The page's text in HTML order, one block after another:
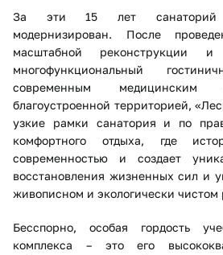
За эти 15 лет санаторий
модернизирован. После
масштабной реконструкции и
многофункциональный
современным медицинским
благоустроенной территорией,
узкие рамки санатория и по
комфортного отдыха, где
современностью и создает
восстановления жизненных сил и
живописном и экологически чистом
Бесспорно, особая гордость
комплекса – это его